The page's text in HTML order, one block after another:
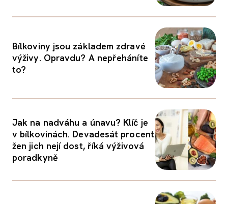
Bílkoviny jsou základem zdravé
výživy. Opravdu? A nepřeháníte
to?
Jak na nadváhu a únavu? Klíč je
v bílkovinách. Devadesát procent
žen jich nejí dost, říká výživová
poradkyně